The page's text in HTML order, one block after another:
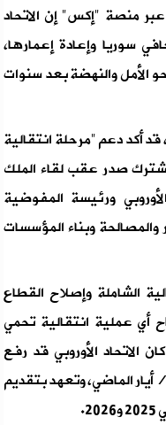
منصة "إكس" إن الاتحاد
سوريا وإعادة إعمارها،
الأمل والنهضة بعد سنوات
أكد دعم "مرحلة انتقالية
صدر عقب لقاء الملك
ورئيسة المفوضية
والمصالحة وبناء المؤسسات
الشاملة وإصلاح القطاع
أي عملية انتقالية تحمي
الأوروبي قد رفع
الماضي، وتعهد بتقديم